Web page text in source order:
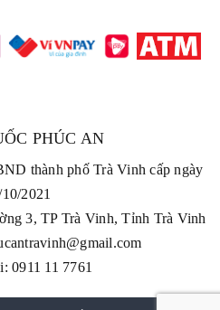
PHÚC AN
thành phố Trà Vinh cấp ngày
2021
3, TP Trà Vinh, Tỉnh Trà Vinh
0911 11 7761